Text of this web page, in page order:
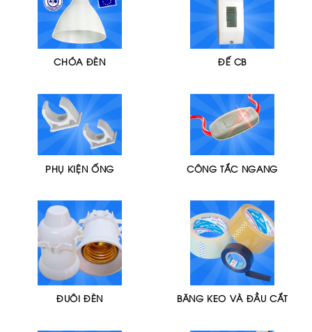
CHÓA ĐÈN ĐẾ CB
PHỤ KIỆN ỐNG CÔNG TẮC NGANG
ĐUÔI ĐÈN BĂNG KEO VÀ ĐẦU CẮT